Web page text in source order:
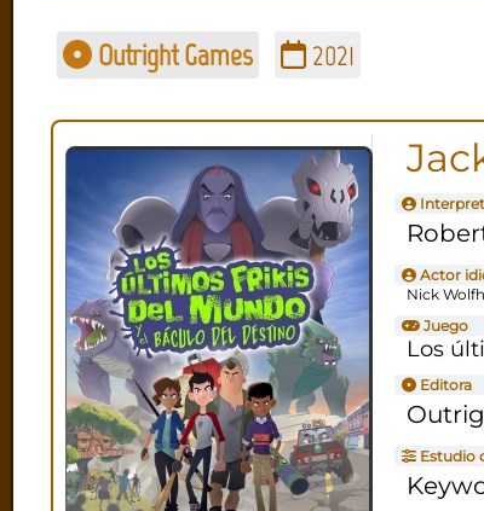
Outright Games 2021
Actor
Nick
Juego
Los
Editora
Estudio